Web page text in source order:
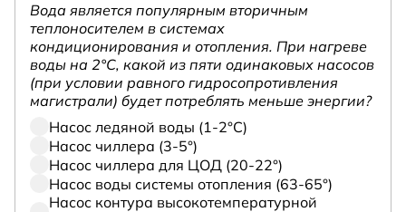
Вода является популярным вторичным
теплоносителем в системах
кондиционирования и отопления. При нагреве
воды на 2°С, какой из пяти одинаковых насосов
(при условии равного гидросопротивления
магистрали) будет потреблять меньше энергии?
Насос ледяной воды (1-2°С)
Насос чиллера (3-5°)
Насос чиллера для ЦОД (20-22°)
Насос воды системы отопления (63-65°)
Насос контура высокотемпературной